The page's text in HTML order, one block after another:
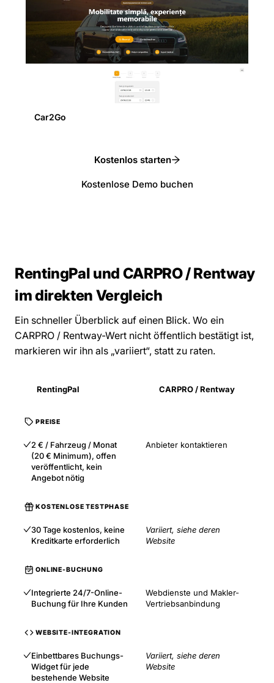
Car2Go
Kostenlos starten
Kostenlose Demo buchen
RentingPal und CARPRO / Rentway
im direkten Vergleich
Ein schneller Überblick auf einen Blick. Wo ein
CARPRO / Rentway-Wert nicht öffentlich bestätigt ist,
markieren wir ihn als „variiert“, statt zu raten.
RentingPal CARPRO / Rentway
PREISE
2 € / Fahrzeug / Monat
(20 € Minimum), offen
veröffentlicht, kein
Angebot nötig
Anbieter kontaktieren
KOSTENLOSE TESTPHASE
30 Tage kostenlos, keine
Kreditkarte erforderlich
Variiert, siehe deren
Website
ONLINE-BUCHUNG
Integrierte 24/7-Online-
Buchung für Ihre Kunden
Webdienste und Makler-
Vertriebsanbindung
WEBSITE-INTEGRATION
Einbettbares Buchungs-
Widget für jede
bestehende Website
Variiert, siehe deren
Website